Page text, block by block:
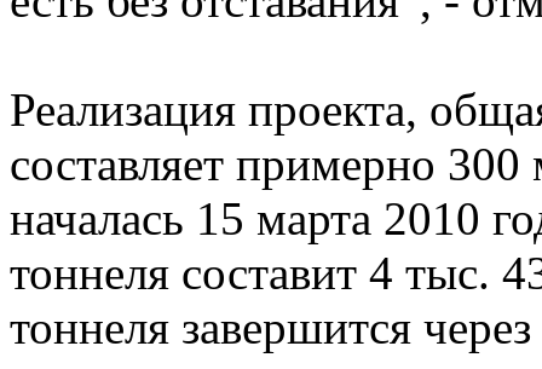
Реализация проекта,
составляет примерно
началась 15 марта 2010
тоннеля составит 4 тыс.
тоннеля завершится